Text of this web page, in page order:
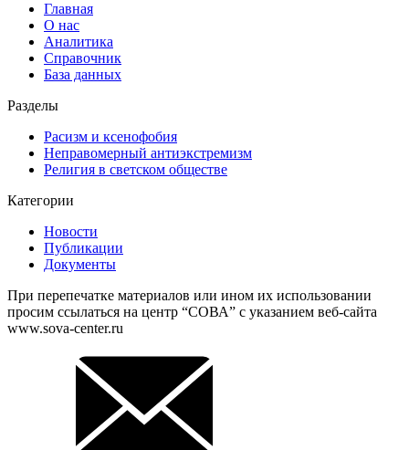
Главная
О нас
Аналитика
Справочник
База данных
Разделы
Расизм и ксенофобия
Неправомерный антиэкстремизм
Религия в светском обществе
Категории
Новости
Публикации
Документы
При перепечатке материалов или ином их использовании
просим ссылаться на центр “СОВА” с указанием веб-сайта
www.sova-center.ru